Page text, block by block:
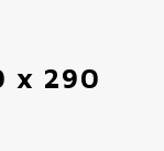
x 290